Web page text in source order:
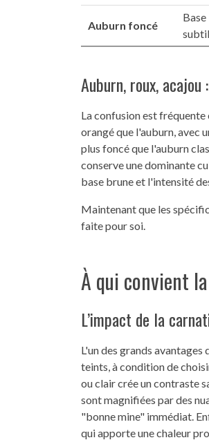
Auburn foncé
Auburn, roux,
La confusion est
orangé que l'auburn, avec
plus foncé que l'auburn
conserve une dominante
base brune et l'intensité
Maintenant que les
faite pour soi.
À qui convient
L’impact de la
L'un des grands avantages
teints, à condition de
ou clair crée un contraste
sont magnifiées par des
"bonne mine" immédiat.
qui apporte une chaleur